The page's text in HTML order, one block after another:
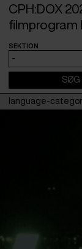
CPH:DOX
filmprogram
SEKTION
-
language-